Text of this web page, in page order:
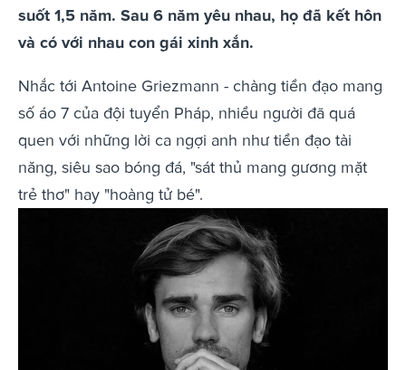
suốt 1,5 năm. Sau 6 năm yêu nhau, họ đã kết hôn
và có với nhau con gái xinh xắn.
Nhắc tới Antoine Griezmann - chàng tiền đạo mang
số áo 7 của đội tuyển Pháp, nhiều người đã quá
quen với những lời ca ngợi anh như tiền đạo tài
năng, siêu sao bóng đá, "sát thủ mang gương mặt
trẻ thơ" hay "hoàng tử bé".